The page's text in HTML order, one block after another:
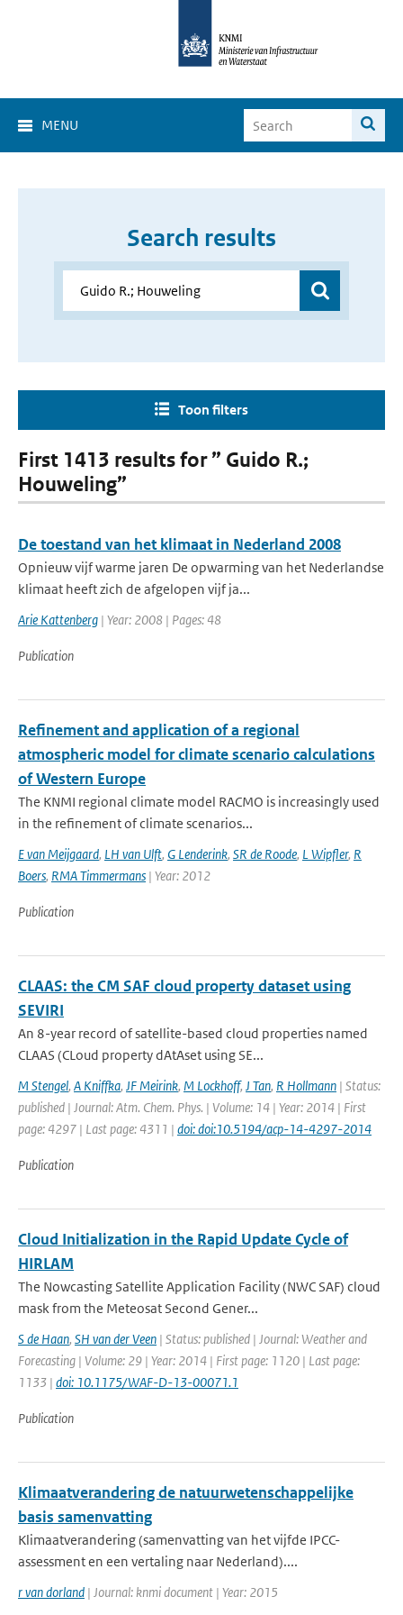
MENU
Search results
Toon filters
First 1413 results for ” Guido R.;
Houweling”
De toestand van het klimaat in Nederland 2008
Opnieuw vijf warme jaren De opwarming van het Nederlandse
klimaat heeft zich de afgelopen vijf ja...
Arie Kattenberg | Year: 2008 | Pages: 48
Publication
Refinement and application of a regional
atmospheric model for climate scenario calculations
of Western Europe
The KNMI regional climate model RACMO is increasingly used
in the refinement of climate scenarios...
E van Meijgaard, LH van Ulft, G Lenderink, SR de Roode, L Wipfler, R
Boers, RMA Timmermans | Year: 2012
Publication
CLAAS: the CM SAF cloud property dataset using
SEVIRI
An 8-year record of satellite-based cloud properties named
CLAAS (CLoud property dAtAset using SE...
M Stengel, A Kniffka, JF Meirink, M Lockhoff, J Tan, R Hollmann | Status:
published | Journal: Atm. Chem. Phys. | Volume: 14 | Year: 2014 | First
page: 4297 | Last page: 4311 | doi: doi:10.5194/acp-14-4297-2014
Publication
Cloud Initialization in the Rapid Update Cycle of
HIRLAM
The Nowcasting Satellite Application Facility (NWC SAF) cloud
mask from the Meteosat Second Gener...
S de Haan, SH van der Veen | Status: published | Journal: Weather and
Forecasting | Volume: 29 | Year: 2014 | First page: 1120 | Last page:
1133 | doi: 10.1175/WAF-D-13-00071.1
Publication
Klimaatverandering de natuurwetenschappelijke
basis samenvatting
Klimaatverandering (samenvatting van het vijfde IPCC-
assessment en een vertaling naar Nederland)....
r van dorland | Journal: knmi document | Year: 2015